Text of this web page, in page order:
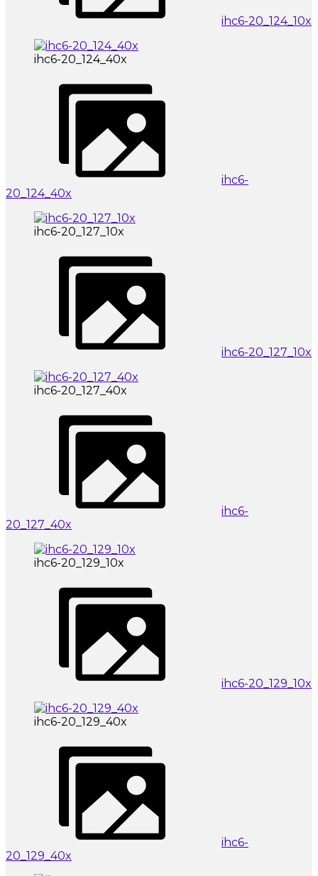
ihc6-20_124_10x
ihc6-20_124_40x
ihc6-
20_124_40x
ihc6-20_127_10x
ihc6-20_127_10x
ihc6-20_127_40x
ihc6-
20_127_40x
ihc6-20_129_10x
ihc6-20_129_10x
ihc6-20_129_40x
ihc6-
20_129_40x